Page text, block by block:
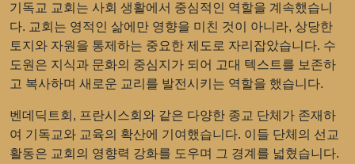
기독교 교회는 사회 생활에서 중심적인 역할을 계속했습니
다. 교회는 영적인 삶에만 영향을 미친 것이 아니라, 상당한
토지와 자원을 통제하는 중요한 제도로 자리잡았습니다. 수
도원은 지식과 문화의 중심지가 되어 고대 텍스트를 보존하
고 복사하며 새로운 교리를 발전시키는 역할을 했습니다.
벤데딕트회, 프란시스회와 같은 다양한 종교 단체가 존재하
여 기독교와 교육의 확산에 기여했습니다. 이들 단체의 선교
활동은 교회의 영향력 강화를 도우며 그 경계를 넓혔습니다.